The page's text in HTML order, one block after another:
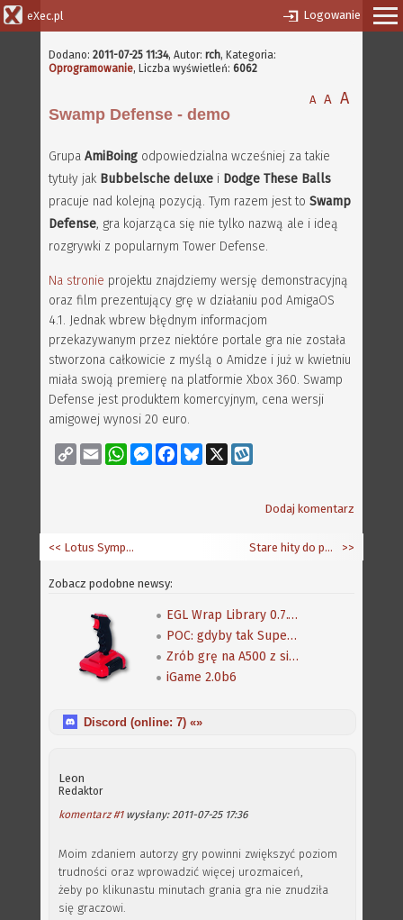
eXec.pl Logowanie
Dodano: 2011-07-25 11:34, Autor: rch, Kategoria:
Oprogramowanie, Liczba wyświetleń: 6062
A A A
Swamp Defense - demo
Grupa AmiBoing odpowiedzialna wcześniej za takie
tytuły jak Bubbelsche deluxe i Dodge These Balls
pracuje nad kolejną pozycją. Tym razem jest to Swamp
Defense, gra kojarząca się nie tylko nazwą ale i ideą
rozgrywki z popularnym Tower Defense.
Na stronie projektu znajdziemy wersję demonstracyjną
oraz film prezentujący grę w działaniu pod AmigaOS
4.1. Jednak wbrew błędnym informacjom
przekazywanym przez niektóre portale gra nie została
stworzona całkowicie z myślą o Amidze i już w kwietniu
miała swoją premierę na platformie Xbox 360. Swamp
Defense jest produktem komercyjnym, cena wersji
amigowej wynosi 20 euro.
Copy
Link
Email WhatsAppMessenger
FacebookBluesky
Dodaj komentarz
Stare hity do pobrania >>
<< Lotus Symphony częścią projektu OpenOffice
Zobacz podobne newsy:
EGL Wrap Library 0.7.16 (beta), port SoulFu i aktualizacje innych gier
POC: gdyby tak Super Earth Defense Force pod AGA...
Zrób grę na A500 z silnikiem "Scorpion"
iGame 2.0b6
Discord (online: 7) «»
Leon
Redaktor
komentarz #1wysłany: 2011-07-25 17:36
Moim zdaniem autorzy gry powinni zwiększyć poziom
trudności oraz wprowadzić więcej urozmaiceń,
żeby po klikunastu minutach grania gra nie znudziła
się graczowi.